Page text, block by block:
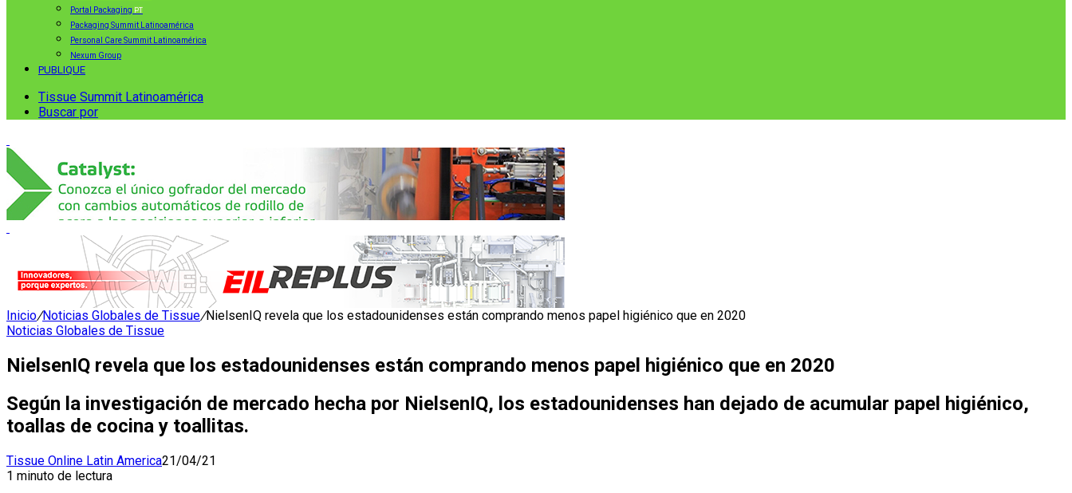
Portal Packaging PT
Packaging Summit Latinoamérica
Personal Care Summit Latinoamérica
Nexum Group
PUBLIQUE
Tissue Summit Latinoamérica
Buscar por
Inicio/Noticias Globales de Tissue/NielsenIQ revela que los estadounidenses están comprando menos papel higiénico que en 2020
Noticias Globales de Tissue
NielsenIQ revela que los estadounidenses están comprando menos papel higiénico que en 2020
Según la investigación de mercado hecha por NielsenIQ, los estadounidenses han dejado de acumular papel higiénico,
toallas de cocina y toallitas.
Tissue Online Latin America21/04/21
1 minuto de lectura